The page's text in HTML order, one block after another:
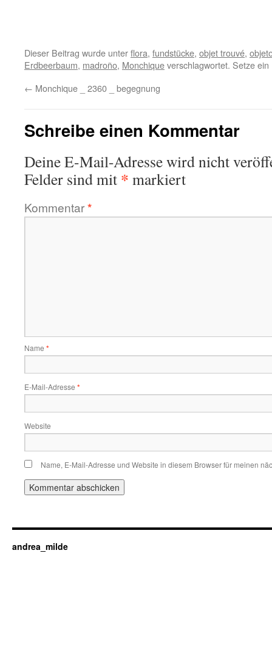
Dieser Beitrag wurde unterflora, fundstücke, objet trouvé,
Erdbeerbaum, madroño, Monchiqueverschlagwortet. Setze
← Monchique _ 2360 _ begegnung
Schreibe einen Kommentar
Deine E-Mail-Adresse wird nicht
Felder sind mit * markiert
Kommentar*
Name *
E-Mail-Adresse *
Website
Name, E-Mail-Adresse und Website in diesem Browser für meinen
andrea_milde